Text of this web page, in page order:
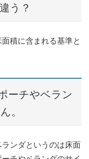
う？
積に含まれる基準と
ーチやベラン
。
ンダというのは床面